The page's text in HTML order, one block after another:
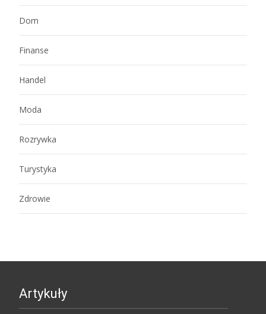
Dom
Finanse
Handel
Moda
Rozrywka
Turystyka
Zdrowie
Artykuły